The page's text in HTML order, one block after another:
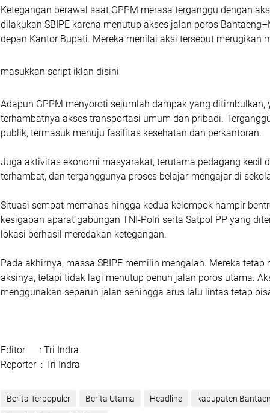
Ketegangan berawal saat GPPM merasa terganggu dengan
dilakukan SBIPE karena menutup akses jalan poros
depan Kantor Bupati. Mereka menilai aksi tersebut merugikan
masukkan script iklan disini
Adapun GPPM menyoroti sejumlah dampak yang ditimbulkan,
terhambatnya akses transportasi umum dan pribadi.
publik, termasuk menuju fasilitas kesehatan dan perkantoran.
Juga aktivitas ekonomi masyarakat, terutama pedagang kecil
terhambat, dan terganggunya proses belajar-mengajar di
Situasi sempat memanas hingga kedua kelompok hampir
kesigapan aparat gabungan TNI-Polri serta Satpol PP yang
lokasi berhasil meredakan ketegangan.
Pada akhirnya, massa SBIPE memilih mengalah. Mereka tetap
aksinya, tetapi tidak lagi menutup penuh jalan poros utama.
menggunakan separuh jalan sehingga arus lalu lintas tetap
Editor : Tri Indra
Reporter : Tri Indra
Berita Terpopuler Berita Utama Headline kabupaten